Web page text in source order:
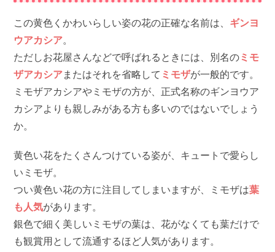
この黄色くかわいらしい姿の花の正確な名前は、 ギンヨ
ウアカシア。
ただしお花屋さんなどで呼ばれるときには、別名のミモ
ザアカシアまたはそれを省略して ミモザが一般的です。
ミモザアカシアやミモザの方が、正式名称のギンヨウア
カシアよりも親しみがある方も多いのではないでしょう
か。
黄色い花をたくさんつけている姿が、キュートで愛らし
いミモザ。
つい黄色い花の方に注目してしまいますが、ミモザは葉
も人気があります。
銀色で細く美しいミモザの葉は、花がなくても葉だけで
も観賞用として流通するほど人気があります。